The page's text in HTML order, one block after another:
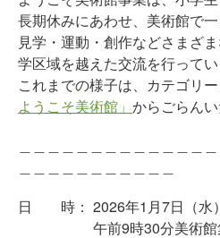
長期休みにあわせ、美術館で
見学・運動・創作などさまざ
学区域を越えた交流を行ってい
これまでの様子は、カテゴリ
ようこそ美術館」 からごらんい
日 時： 2026年1月7日（水）
午前9時30分美術館集